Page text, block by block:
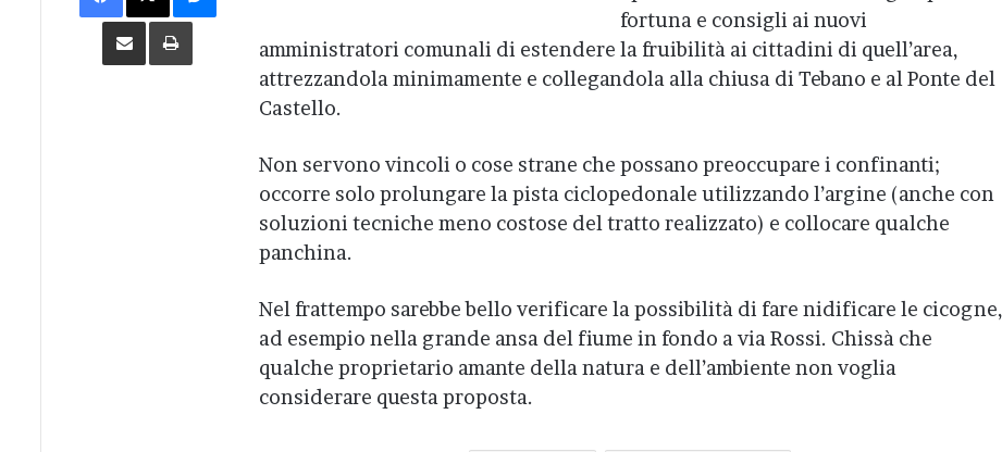
fortuna e consigli ai nuovi
amministratori comunali di estendere la fruibilità ai cittadini di quell’area,
attrezzandola minimamente e collegandola alla chiusa di Tebano e al Ponte del
Castello.
Non servono vincoli o cose strane che possano preoccupare i confinanti;
occorre solo prolungare la pista ciclopedonale utilizzando l’argine (anche con
soluzioni tecniche meno costose del tratto realizzato) e collocare qualche
panchina.
Nel frattempo sarebbe bello verificare la possibilità di fare nidificare le cicogne,
ad esempio nella grande ansa del fiume in fondo a via Rossi. Chissà che
qualche proprietario amante della natura e dell’ambiente non voglia
considerare questa proposta.
Condividi via Email Stampa